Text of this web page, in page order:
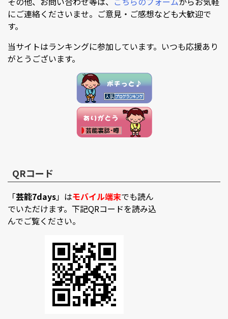
にご連絡くださいませ。ご意見・ご感想なども大歓迎で
す。
当サイトはランキングに参加しています。いつも応援あり
がとうございます。
QRコード
「芸能7days」はモバイル端末でも読ん
でいただけます。下記QRコードを読み込
んでご覧ください。